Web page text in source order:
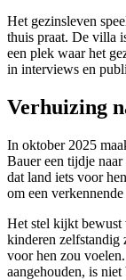
Het gezinsleven
thuis praat. De villa
een plek waar het
in interviews en
Verhuizing
In oktober 2025
Bauer een tijdje
dat land iets voor
om een
Het stel kijkt bewust
kinderen zelfstandig
voor hen zou
aangehouden, is niet